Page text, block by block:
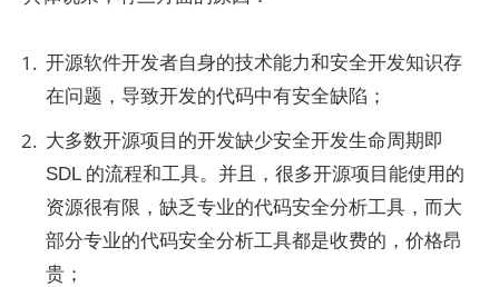
开源软件开发者自身的技术能力和安全开发知识存
在问题，导致开发的代码中有安全缺陷；
大多数开源项目的开发缺少安全开发生命周期即
SDL 的流程和工具。并且，很多开源项目能使用的
资源很有限，缺乏专业的代码安全分析工具，而大
部分专业的代码安全分析工具都是收费的，价格昂
贵；